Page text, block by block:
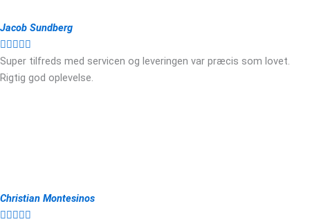
Jacob Sundberg

Super tilfreds med servicen og leveringen var præcis som lovet.
Rigtig god oplevelse.
Christian Montesinos
